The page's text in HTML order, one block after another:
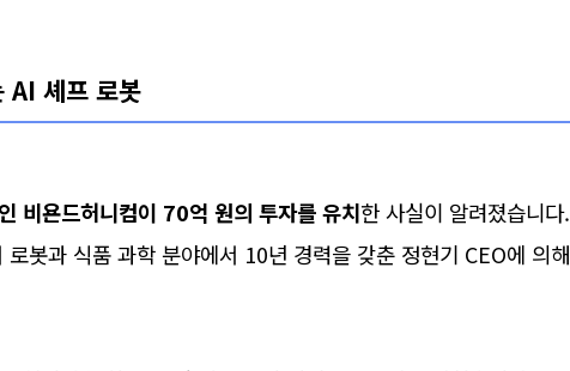
AI 셰프 로봇
비욘드허니컴이 70억 원의 투자를 유치한 사실이 알려졌습니다.
봇과 식품 과학 분야에서 10년 경력을 갖춘 정현기 CEO에 의해